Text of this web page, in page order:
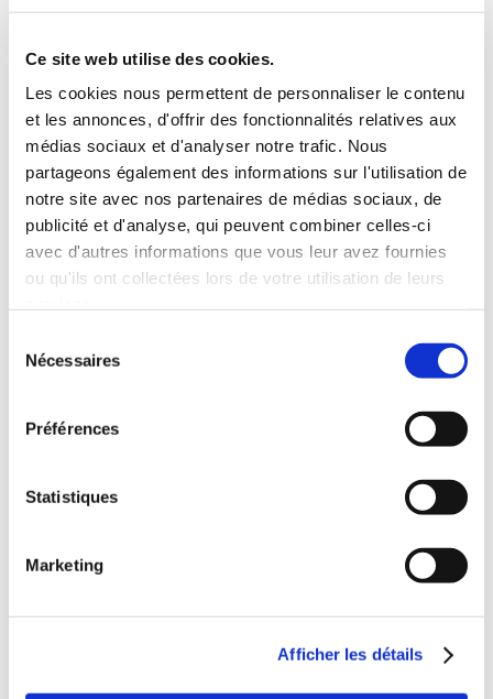
Ce site web utilise des cookies.
Les cookies nous permettent de personnaliser le contenu
et les annonces, d'offrir des fonctionnalités relatives aux
médias sociaux et d'analyser notre trafic. Nous
partageons également des informations sur l'utilisation de
notre site avec nos partenaires de médias sociaux, de
publicité et d'analyse, qui peuvent combiner celles-ci
avec d'autres informations que vous leur avez fournies
ou qu'ils ont collectées lors de votre utilisation de leurs
Nécessaires
Préférences
Statistiques
Marketing
Afficher les détails
10€70 6€00
CASSIEL TOME 5 :
KALISTA